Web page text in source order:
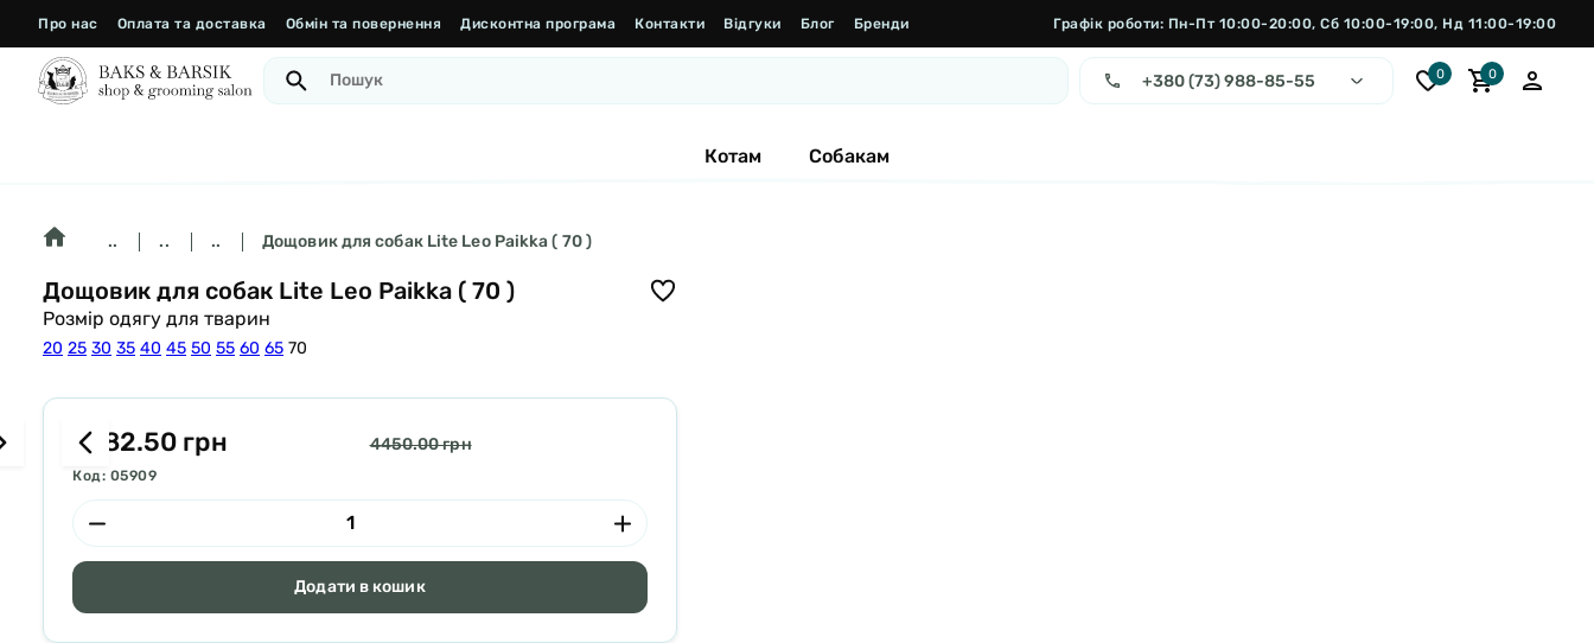
Про нас Оплата та доставка Обмін та повернення Дисконтна програма Контакти Відгуки Блог Бренди Графік роботи: Пн-Пт 10:00-20:00, Сб 10:00-19:00, Нд 11:00-19:00
+380 (73) 988-85-55 0 0
Котам Собакам
.. .. .. Дощовик для собак Lite Leo Paikka ( 70 )
Дощовик для собак Lite Leo Paikka ( 70 )
Розмір одягу для тварин
20 25 30 35 40 45 50 55 60 65 70
3782.50 грн 4450.00 грн
Код: 05909
Додати в кошик